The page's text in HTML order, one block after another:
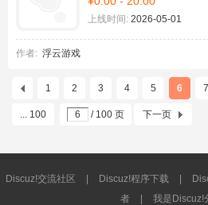
上线时间: 2026-05-01
作者: 浮云游戏
1 2 3 4 5 6 7
... 100 / 100 页 下一页
Discuz!交流社区 Discuz!程序下载
者
我是Discuz!